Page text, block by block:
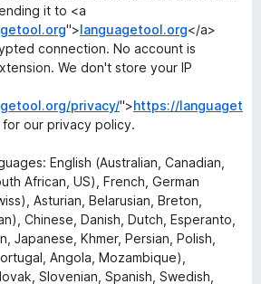
it to <a
">languagetool.org</a>
connection. No account is
We don't store your IP
privacy/">https://languaget
for our privacy policy.
English (Australian, Canadian,
African, US), French, German
Asturian, Belarusian, Breton,
Chinese, Danish, Dutch, Esperanto,
Japanese, Khmer, Persian, Polish,
Angola, Mozambique),
Slovenian, Spanish, Swedish,